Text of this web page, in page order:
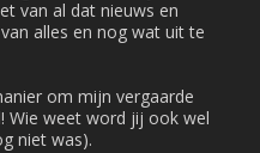
van al dat nieuws en
alles en nog wat uit te
om mijn vergaarde
Wie weet word jij ook wel
niet was).